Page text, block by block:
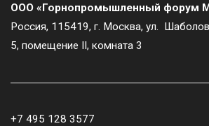
ООО «Горнопромышленный форум
Россия, 115419, г. Москва, ул.
5, помещение II, комната 3
+7 495 128 3577